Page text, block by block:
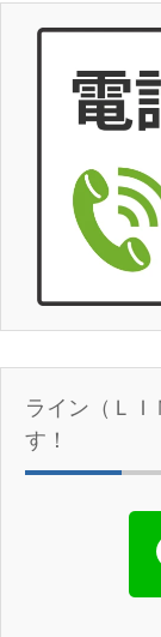
ライン（ＬＩ
す！